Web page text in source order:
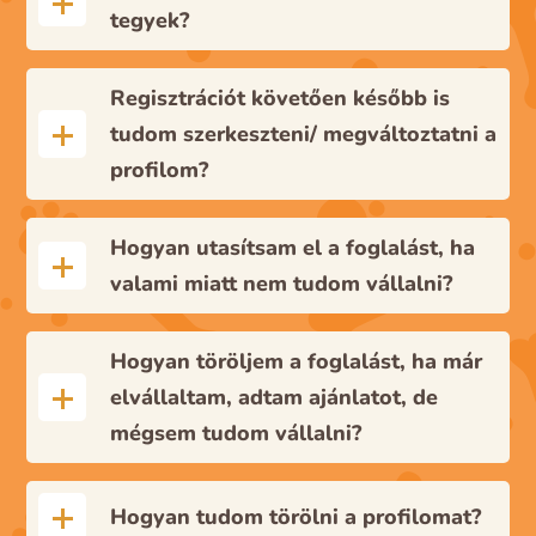
tegyek?
Regisztrációt követően később is
tudom szerkeszteni/ megváltoztatni a
profilom?
Hogyan utasítsam el a foglalást, ha
valami miatt nem tudom vállalni?
Hogyan töröljem a foglalást, ha már
elvállaltam, adtam ajánlatot, de
mégsem tudom vállalni?
Hogyan tudom törölni a profilomat?